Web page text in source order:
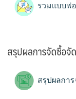
รวมแบบฟ
สรุปผลการจัดซื้อจั
สรุปผลกา